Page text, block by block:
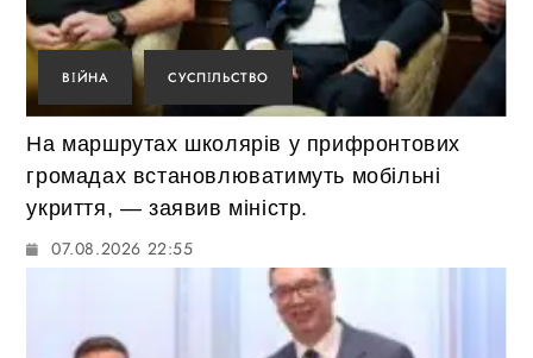
ВІЙНА СУСПІЛЬСТВО
На маршрутах школярів у прифронтових
громадах встановлюватимуть мобільні
укриття, — заявив міністр.
07.08.2026 22:55